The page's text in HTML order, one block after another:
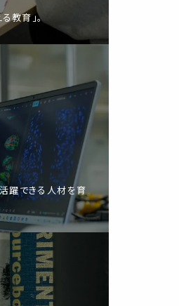
教育」。
躍できる人材を育